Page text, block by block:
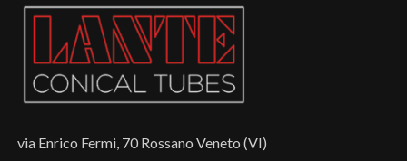
via Enrico Fermi, 70 Rossano Veneto (VI)